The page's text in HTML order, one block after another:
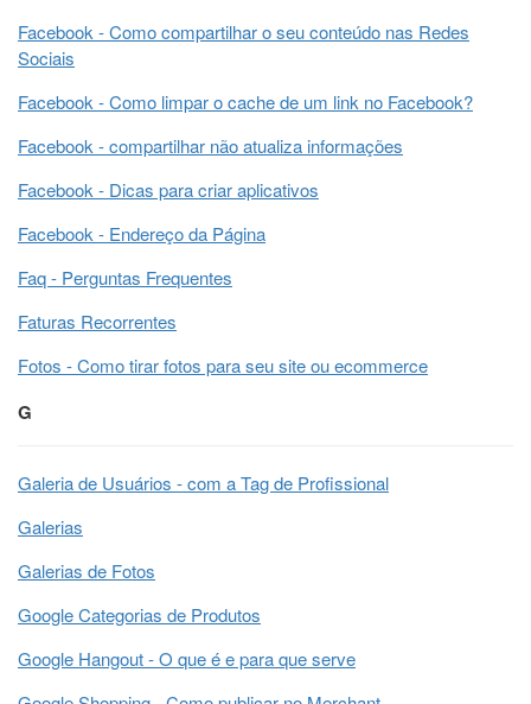
Facebook - Como compartilhar o seu conteúdo nas Redes
Sociais
Facebook - Como limpar o cache de um link no Facebook?
Facebook - compartilhar não atualiza informações
Facebook - Dicas para criar aplicativos
Facebook - Endereço da Página
Faq - Perguntas Frequentes
Faturas Recorrentes
Fotos - Como tirar fotos para seu site ou ecommerce
G
Galeria de Usuários - com a Tag de Profissional
Galerias
Galerias de Fotos
Google Categorias de Produtos
Google Hangout - O que é e para que serve